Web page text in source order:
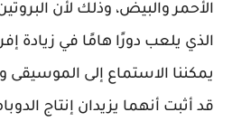
الأحمر والبيض، وذلك لأن
الذي يلعب دورًا هامًا في زيادة
يمكننا الاستماع إلى الموسيقى
قد أثبت أنهما يزيدان إنتاج